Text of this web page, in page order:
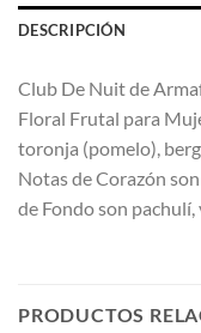
DESCRIPCIÓN
Club De Nuit de
Floral Frutal para
toronja (pomelo),
Notas de Corazón
de Fondo son
PRODUCTOS